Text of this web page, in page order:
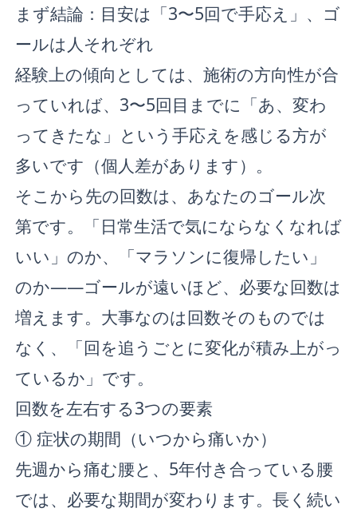
まず結論：目安は「3〜5回で手応え」、ゴ
ールは人それぞれ
経験上の傾向としては、施術の方向性が合
っていれば、3〜5回目までに「あ、変わ
ってきたな」という手応えを感じる方が
多いです（個人差があります）。
そこから先の回数は、あなたのゴール次
第です。「日常生活で気にならなくなれば
いい」のか、「マラソンに復帰したい」
のか——ゴールが遠いほど、必要な回数は
増えます。大事なのは回数そのものでは
なく、「回を追うごとに変化が積み上がっ
ているか」です。
回数を左右する3つの要素
① 症状の期間（いつから痛いか）
先週から痛む腰と、5年付き合っている腰
では、必要な期間が変わります。長く続い